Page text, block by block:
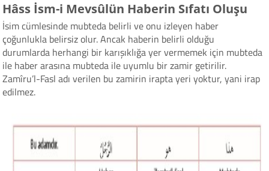
Hâss İsm-i Mevsûlün Haberin Sıfatı Oluşu
İsim cümlesinde mubteda belirli ve onu izleyen haber
çoğunlukla belirsiz olur. Ancak haberin belirli olduğu
durumlarda herhangi bir karışıklığa yer vermemek için mubteda
ile haber arasına mubteda ile uyumlu bir zamir getirilir.
Zamîru’l-Fasl adı verilen bu zamirin irapta yeri yoktur, yani irap
edilmez.